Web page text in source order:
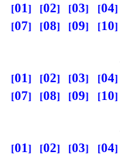
01 02 03 04
07
08 09 10
01 02 03 04
07
08 09 10
01 02 03 04